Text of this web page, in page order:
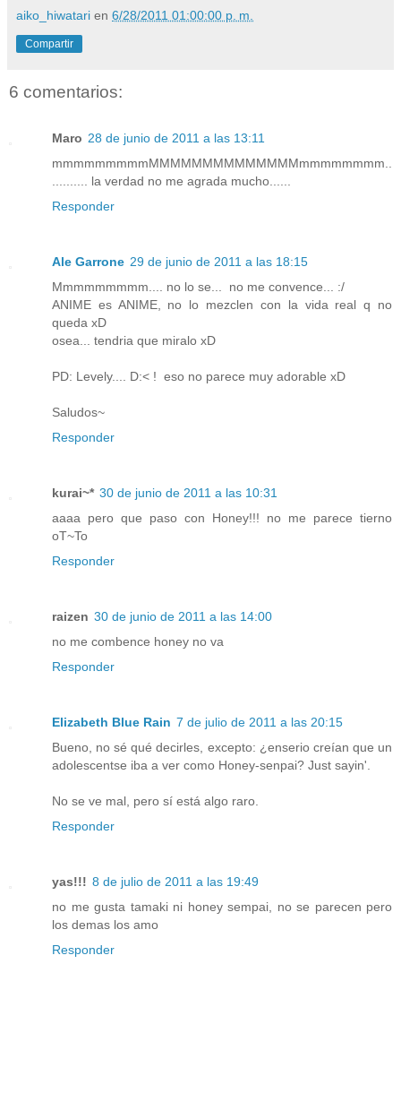
aiko_hiwatari en 6/28/2011 01:00:00 p. m.
Compartir
6 comentarios:
Maro 28 de junio de 2011 a las 13:11
mmmmmmmmmMMMMMMMMMMMMMMmmmmmmmm..
.......... la verdad no me agrada mucho......
Responder
Ale Garrone 29 de junio de 2011 a las 18:15
Mmmmmmmmm.... no lo se... no me convence... :/
ANIME es ANIME, no lo mezclen con la vida real q no
queda xD
osea... tendria que miralo xD
PD: Levely.... D:< ! eso no parece muy adorable xD
Saludos~
Responder
kurai~* 30 de junio de 2011 a las 10:31
aaaa pero que paso con Honey!!! no me parece tierno
oT~To
Responder
raizen 30 de junio de 2011 a las 14:00
no me combence honey no va
Responder
Elizabeth Blue Rain 7 de julio de 2011 a las 20:15
Bueno, no sé qué decirles, excepto: ¿enserio creían que un
adolescentse iba a ver como Honey-senpai? Just sayin'.
No se ve mal, pero sí está algo raro.
Responder
yas!!! 8 de julio de 2011 a las 19:49
no me gusta tamaki ni honey sempai, no se parecen pero
los demas los amo
Responder